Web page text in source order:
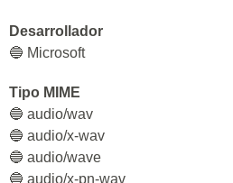
Desarrollador
🔵 Microsoft
Tipo MIME
🔵 audio/wav
🔵 audio/x-wav
🔵 audio/wave
🔵 audio/x-pn-wav